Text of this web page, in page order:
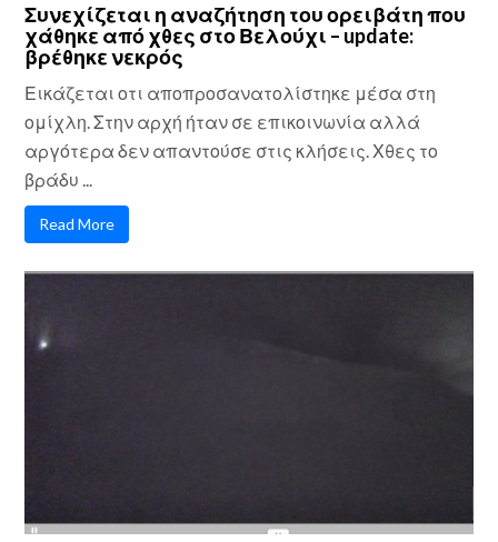
Συνεχίζεται η αναζήτηση του ορειβάτη που
χάθηκε από χθες στο Βελούχι – update:
βρέθηκε νεκρός
Εικάζεται οτι αποπροσανατολίστηκε μέσα στη
ομίχλη. Στην αρχή ήταν σε επικοινωνία αλλά
αργότερα δεν απαντούσε στις κλήσεις. Χθες το
βράδυ ...
Read More